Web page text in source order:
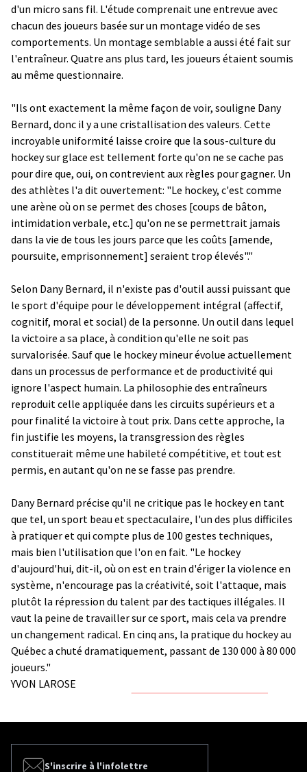
d'un micro sans fil. L'étude comprenait une entrevue avec
chacun des joueurs basée sur un montage vidéo de ses
comportements. Un montage semblable a aussi été fait sur
l'entraîneur. Quatre ans plus tard, les joueurs étaient soumis
au même questionnaire.
"Ils ont exactement la même façon de voir, souligne Dany
Bernard, donc il y a une cristallisation des valeurs. Cette
incroyable uniformité laisse croire que la sous-culture du
hockey sur glace est tellement forte qu'on ne se cache pas
pour dire que, oui, on contrevient aux règles pour gagner. Un
des athlètes l'a dit ouvertement: "Le hockey, c'est comme
une arène où on se permet des choses [coups de bâton,
intimidation verbale, etc.] qu'on ne se permettrait jamais
dans la vie de tous les jours parce que les coûts [amende,
poursuite, emprisonnement] seraient trop élevés"."
Selon Dany Bernard, il n'existe pas d'outil aussi puissant que
le sport d'équipe pour le développement intégral (affectif,
cognitif, moral et social) de la personne. Un outil dans lequel
la victoire a sa place, à condition qu'elle ne soit pas
survalorisée. Sauf que le hockey mineur évolue actuellement
dans un processus de performance et de productivité qui
ignore l'aspect humain. La philosophie des entraîneurs
reproduit celle appliquée dans les circuits supérieurs et a
pour finalité la victoire à tout prix. Dans cette approche, la
fin justifie les moyens, la transgression des règles
constituerait même une habileté compétitive, et tout est
permis, en autant qu'on ne se fasse pas prendre.
Dany Bernard précise qu'il ne critique pas le hockey en tant
que tel, un sport beau et spectaculaire, l'un des plus difficiles
à pratiquer et qui compte plus de 100 gestes techniques,
mais bien l'utilisation que l'on en fait. "Le hockey
d'aujourd'hui, dit-il, où on est en train d'ériger la violence en
système, n'encourage pas la créativité, soit l'attaque, mais
plutôt la répression du talent par des tactiques illégales. Il
vaut la peine de travailler sur ce sport, mais cela va prendre
un changement radical. En cinq ans, la pratique du hockey au
Québec a chuté dramatiquement, passant de 130 000 à 80 000
joueurs."
YVON LAROSE
S'inscrire à l'infolettre